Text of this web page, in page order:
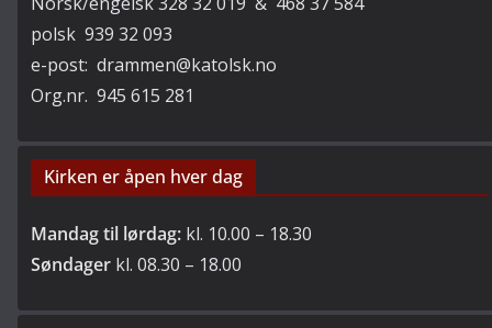
polsk 939 32 093
e-post: drammen@katolsk.no
Org.nr. 945 615 281
Kirken er åpen hver dag
Mandag til lørdag: kl. 10.00 – 18.30
Søndager kl. 08.30 – 18.00